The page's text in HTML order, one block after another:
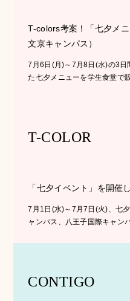
T-colors考案！「七夕メ
文京キャンパス）
7月6日(月)～7月8日(水)の3日
た七夕メニューを学生食堂で
T-COLOR
「七夕イベント」を開催
7月1日(水)～7月7日(火)、七
ャンパス、八王子国際キャ
CONTIGO